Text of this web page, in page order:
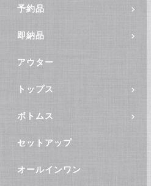
予約品
即納品
アウター
トップス
ボトムス
セットアップ
オールインワン